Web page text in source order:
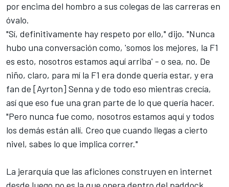
por encima del hombro a sus colegas de las carreras en
óvalo.
"Sí, definitivamente hay respeto por ello," dijo. "Nunca
hubo una conversación como, 'somos los mejores, la F1
es esto, nosotros estamos aquí arriba' - o sea, no. De
niño, claro, para mí la F1 era donde quería estar, y era
fan de [Ayrton] Senna y de todo eso mientras crecía,
así que eso fue una gran parte de lo que quería hacer.
"Pero nunca fue como, nosotros estamos aquí y todos
los demás están allí. Creo que cuando llegas a cierto
nivel, sabes lo que implica correr."
La jerarquía que las aficiones construyen en internet